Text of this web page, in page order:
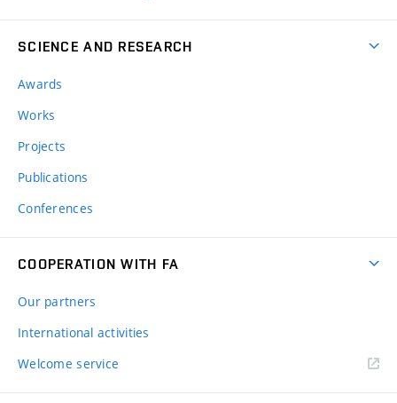
SCIENCE AND RESEARCH
Awards
Works
Projects
Publications
Conferences
COOPERATION WITH FA
Our partners
International activities
Welcome service